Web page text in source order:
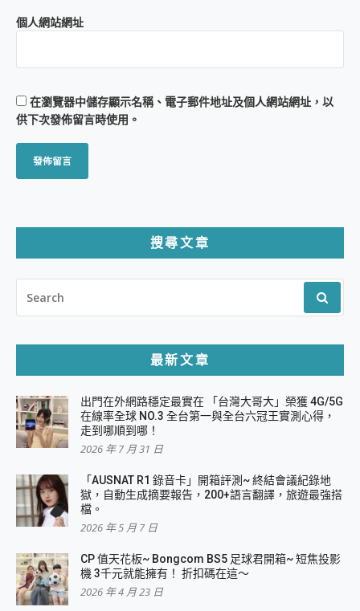
個人網站網址
在瀏覽器中儲存顯示名稱、電子郵件地址及個人網站網址，以
供下次發佈留言時使用。
搜尋文章
FOR:
最新文章
出門在外網路穩定最實在 「台灣大哥大」榮獲 4G/5G
在線率全球 NO.3 全台第一與全台六冠王實測心得，
走到哪順到哪！
2026 年 7 月 31 日
「AUSNAT R1 錄音卡」開箱評測~ 終結會議紀錄地
獄，自動生成摘要報告，200+語言翻譯，旅遊最強搭
檔。
2026 年 5 月 7 日
CP 值天花板~ Bongcom BS5 足球君開箱~ 短焦投影
機 3千元就能擁有！ 折扣碼在這～
2026 年 4 月 23 日